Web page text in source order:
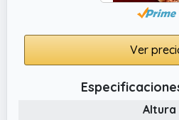
Ver
Altura